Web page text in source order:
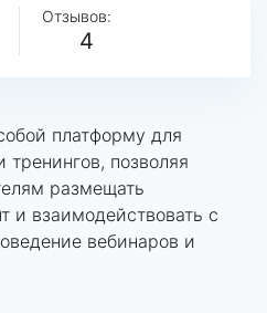
Отзывов:
4
платформу для
тренингов, позволяя
размещать
и взаимодействовать с
вебинаров и